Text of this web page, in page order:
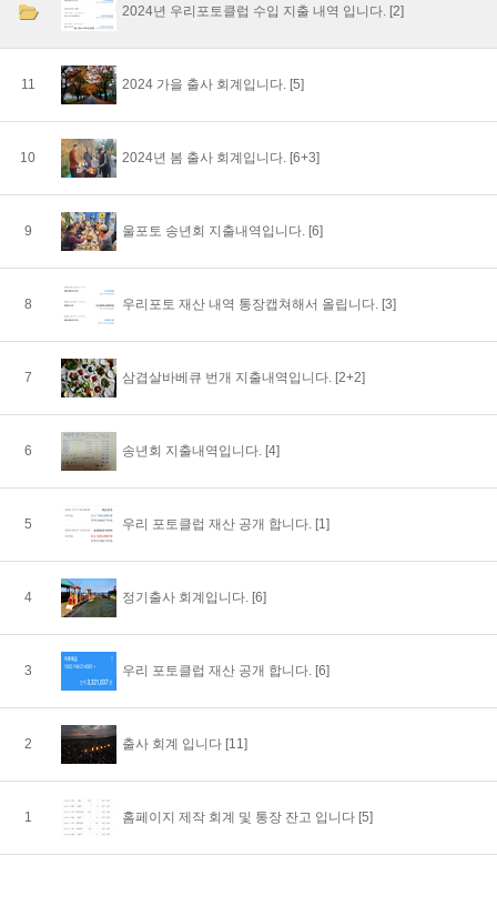
2024년 우리포토클럽 수입 지출 내역 입니다. [2]
11 2024 가을 출사 회계입니다. [5]
10 2024년 봄 출사 회계입니다. [6+3]
9 울포토 송년회 지출내역입니다. [6]
8 우리포토 재산 내역 통장캡쳐해서 올립니다. [3]
7 삼겹살바베큐 번개 지출내역입니다. [2+2]
6 송년회 지출내역입니다. [4]
5 우리 포토클럽 재산 공개 합니다. [1]
4 정기출사 회계입니다. [6]
3 우리 포토클럽 재산 공개 합니다. [6]
2 출사 회계 입니다 [11]
1 홈페이지 제작 회계 및 통장 잔고 입니다 [5]